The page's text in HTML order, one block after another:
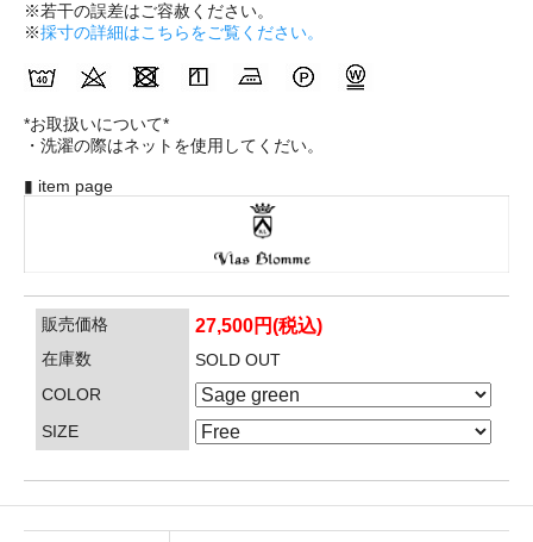
※若干の誤差はご容赦ください。
※採寸の詳細はこちらをご覧ください。
*お取扱いについて*
・洗濯の際はネットを使用してくだい。
▮ item page
販売価格 27,500円(税込)
在庫数
SOLD OUT
COLOR
SIZE